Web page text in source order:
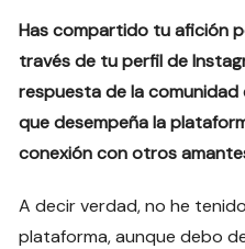
Has compartido tu afición
través de tu perfil de
respuesta de la comunidad
que desempeña la
conexión con otros
A decir verdad, no he
plataforma, aunque debo